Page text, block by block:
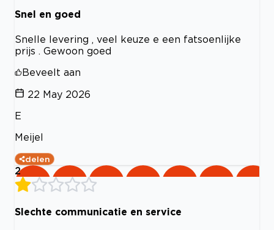
Snel en goed
Snelle levering , veel keuze e een fatsoenlijke
prijs . Gewoon goed
Beveelt aan
22 May 2026
E
Meijel
delen
2
Slechte communicatie en service